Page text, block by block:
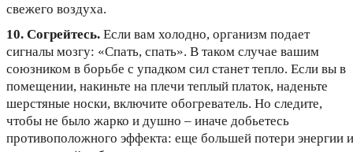
свежего воздуха.
10. Согрейтесь. Если вам холодно, организм подает
сигналы мозгу: «Спать, спать». В таком случае вашим
союзником в борьбе с упадком сил станет тепло. Если вы в
помещении, накиньте на плечи теплый платок, наденьте
шерстяные носки, включите обогреватель. Но следите,
чтобы не было жарко и душно – иначе добьетесь
противоположного эффекта: еще большей потери энергии и